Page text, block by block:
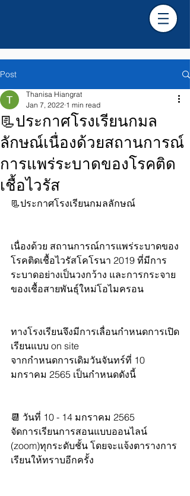
Post
📃ประกาศโรงเรียนกมล
ลักษณ์เนื่องด้วยสถานการณ์
การแพร่ระบาดของโรคติด
เชื้อไวรัส
Thanisa Hiangrat
Jan 7, 2022 1 min read
📃ประกาศโรงเรียนกมลลักษณ์
เนื่องด้วย สถานการณ์การแพร่ระบาดของ
โรคติดเชื้อไวรัสโคโรนา 2019 ที่มีการ
ระบาดอย่างเป็นวงกว้าง และการกระจาย
ของเชื้อสายพันธุ์ใหม่โอไมครอน
ทางโรงเรียนจึงมีการเลื่อนกำหนดการเปิด
เรียนแบบ on site
จากกำหนดการเดิมวันจันทร์ที่ 10
มกราคม 2565 เป็นกำหนดดังนี้
📆 วันที่ 10 - 14 มกราคม 2565
จัดการเรียนการสอนแบบออนไลน์
(zoom)ทุกระดับชั้น โดยจะแจ้งตารางการ
เรียนให้ทราบอีกครั้ง